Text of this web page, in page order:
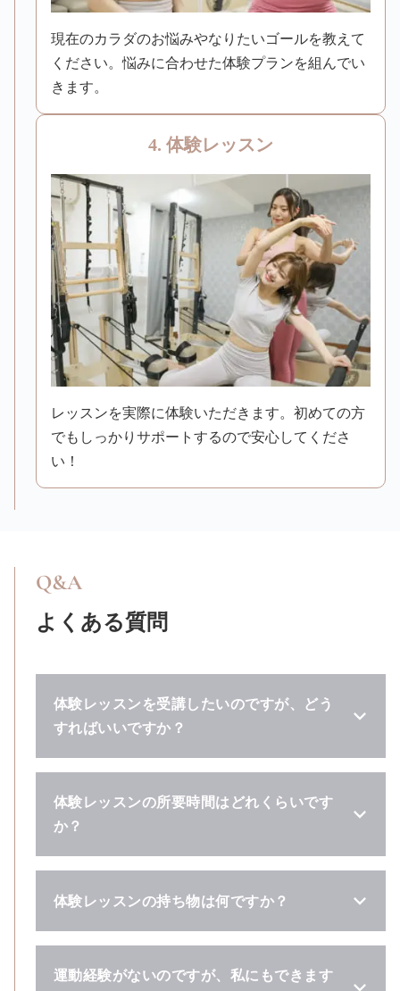
現在のカラダのお悩みやなりたいゴールを教えて
ください。悩みに合わせた体験プランを組んでい
きます。
4. 体験レッスン
レッスンを実際に体験いただきます。初めての方
でもしっかりサポートするので安心してくださ
い！
Q&A
よくある質問
体験レッスンを受講したいのですが、どう
すればいいですか？
体験レッスンの所要時間はどれくらいです
か？
体験レッスンの持ち物は何ですか？
運動経験がないのですが、私にもできます